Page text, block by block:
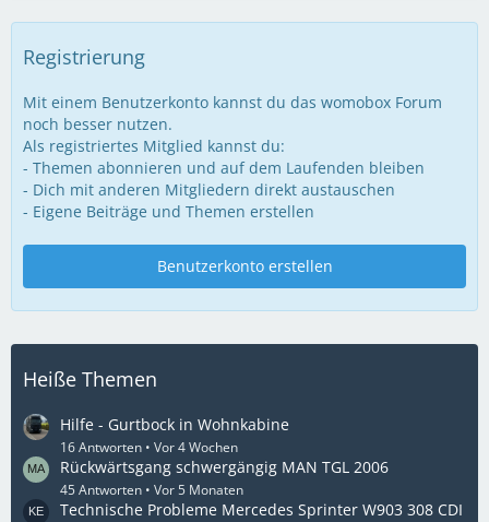
Registrierung
Mit einem Benutzerkonto kannst du das womobox Forum
noch besser nutzen.
Als registriertes Mitglied kannst du:
- Themen abonnieren und auf dem Laufenden bleiben
- Dich mit anderen Mitgliedern direkt austauschen
- Eigene Beiträge und Themen erstellen
Benutzerkonto erstellen
Heiße Themen
Hilfe - Gurtbock in Wohnkabine
16 Antworten Vor 4 Wochen
Rückwärtsgang schwergängig MAN TGL 2006
45 Antworten Vor 5 Monaten
Technische Probleme Mercedes Sprinter W903 308 CDI